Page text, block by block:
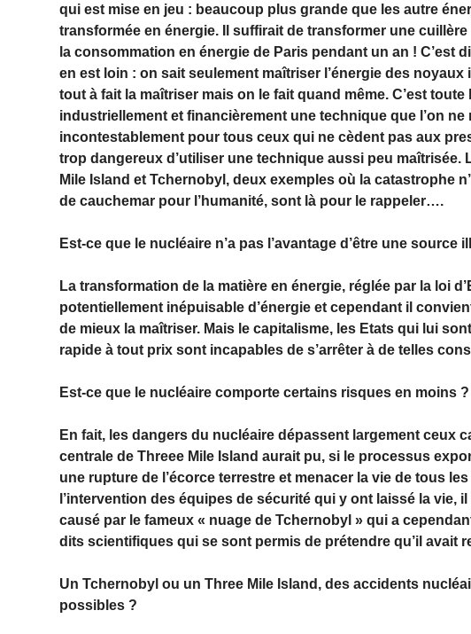
qui est mise en jeu : beaucoup plus grande que les autre
transformée en énergie. Il suffirait de transformer une
la consommation en énergie de Paris pendant un an ! C’est
en est loin : on sait seulement maîtriser l’énergie des
tout à fait la maîtriser mais on le fait quand même. C’est
industriellement et financièrement une technique que l’on
incontestablement pour tous ceux qui ne cèdent pas aux
trop dangereux d’utiliser une technique aussi peu maîtrisée.
Mile Island et Tchernobyl, deux exemples où la catastrophe
de cauchemar pour l’humanité, sont là pour le rappeler….
Est-ce que le nucléaire n’a pas l’avantage d’être une source
La transformation de la matière en énergie, réglée par la loi
potentiellement inépuisable d’énergie et cependant il
de mieux la maîtriser. Mais le capitalisme, les Etats qui lui
rapide à tout prix sont incapables de s’arrêter à de telles
Est-ce que le nucléaire comporte certains risques en moins
En fait, les dangers du nucléaire dépassent largement ceux
centrale de Threee Mile Island aurait pu, si le processus
une rupture de l’écorce terrestre et menacer la vie de tous
l’intervention des équipes de sécurité qui y ont laissé la
causé par le fameux « nuage de Tchernobyl » qui a
dits scientifiques qui se sont permis de prétendre qu’il avait
Un Tchernobyl ou un Three Mile Island, des accidents
possibles ?